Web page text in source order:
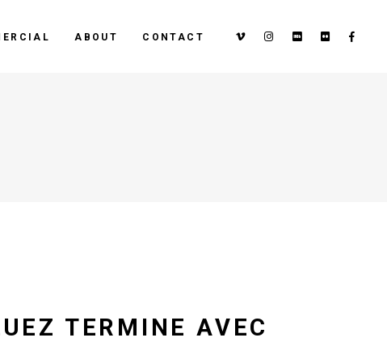
ABOUT CONTACT
TERMINE AVEC